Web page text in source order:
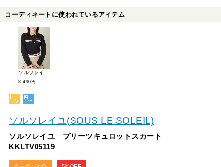
コーディネートに使われているアイテム
8,490円
ソルソレイユ(SOUS LE SOLEIL)
ソルソレイユ プリーツキュロットスカート
KKLTV05119